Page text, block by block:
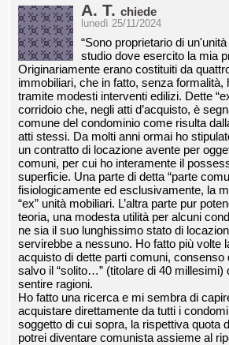
A. T. chiede
lunedì 25/11/2024
“Sono proprietario di
studio dove esercito la mia
Originariamente erano costituiti da
immobiliari, che in fatto, senza formalità,
tramite modesti interventi edilizi. Dette
corridoio che, negli atti d’acquisto, è
comune del condominio come risulta
atti stessi. Da molti anni ormai ho
un contratto di locazione avente per
comuni, per cui ho interamente il
superficie. Una parte di detta “parte
fisiologicamente ed esclusivamente, la
“ex” unità mobiliari. L’altra parte pur
teoria, una modesta utilità per alcuni
ne sia il suo lunghissimo stato di
servirebbe a nessuno. Ho fatto più volte
acquisto di dette parti comuni, consenso
salvo il “solito…” (titolare di 40 millesimi)
sentire ragioni.
Ho fatto una ricerca e mi sembra di
acquistare direttamente da tutti i
soggetto di cui sopra, la rispettiva quota
potrei diventare comunista assieme al